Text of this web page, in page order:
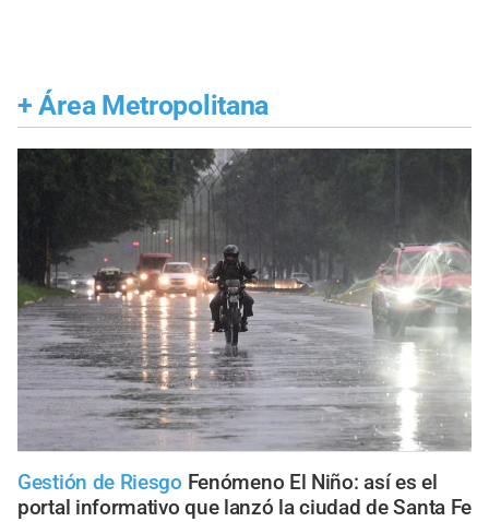
+ Área Metropolitana
Gestión de Riesgo Fenómeno El Niño: así es el
portal informativo que lanzó la ciudad de Santa Fe